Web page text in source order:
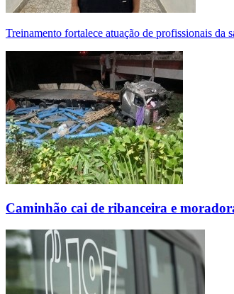
Treinamento fortalece atuação de profissionais da
Caminhão cai de ribanceira e